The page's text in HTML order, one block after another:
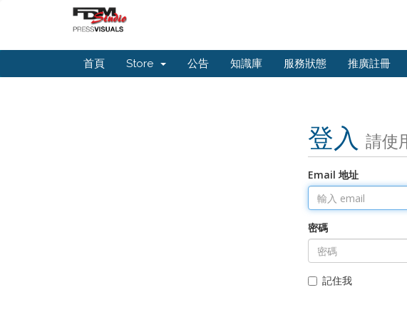
首頁 Store 公告 知識庫 服務狀態 推廣註冊
登入 請使
Email 地址
密碼
記住我